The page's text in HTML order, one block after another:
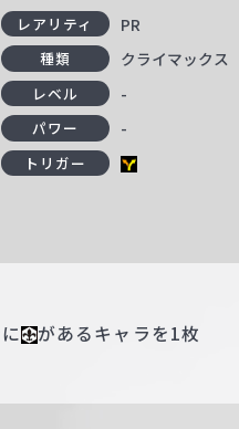
レアリティ PR
種類 クライマックス
レベル -
パワー -
トリガー
があるキャラを1枚